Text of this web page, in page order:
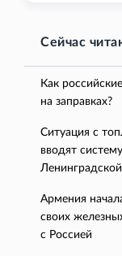
Сейчас
Как
на заправках?
Ситуация с
вводят
Армения
своих
с Россией